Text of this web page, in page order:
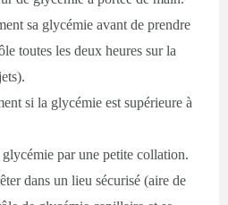
sa glycémie avant de prendre
toutes les deux heures sur la
si la glycémie est supérieure à
par une petite collation.
dans un lieu sécurisé (aire de